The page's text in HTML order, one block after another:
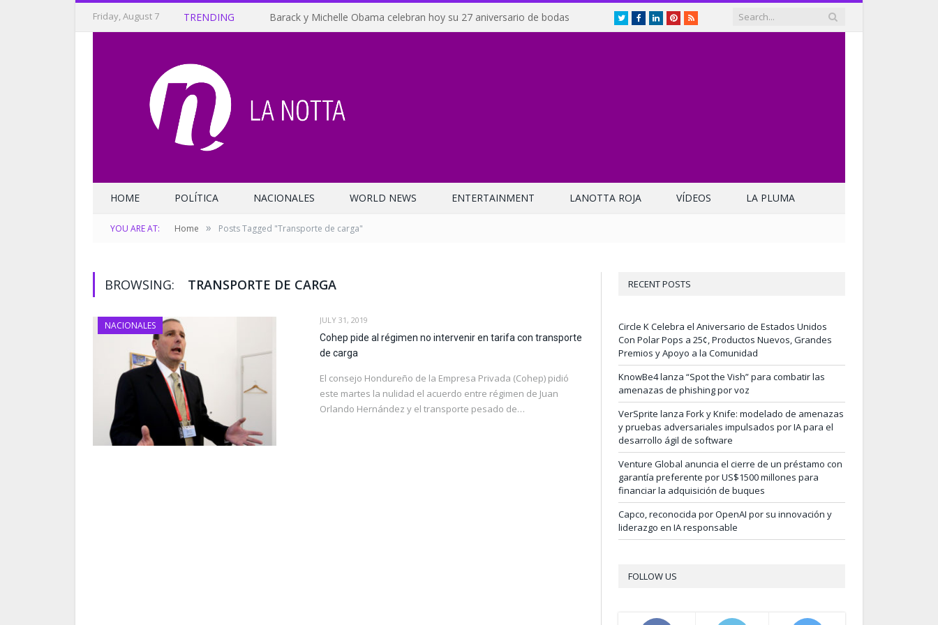
Friday, August 7 TRENDING Barack y Michelle Obama celebran hoy su 27 aniversario de bodas TwitterFacebookLinkedInPinterest
RSS
HOME POLÍTICA NACIONALES WORLD NEWS ENTERTAINMENT LANOTTA ROJA VÍDEOS LA PLUMA
YOU ARE AT: Home » Posts Tagged "Transporte de carga"
BROWSING: TRANSPORTE DE CARGA
NACIONALES JULY 31, 2019
Cohep pide al régimen no intervenir en tarifa con transporte
de carga
El consejo Hondureño de la Empresa Privada (Cohep) pidió
este martes la nulidad el acuerdo entre régimen de Juan
Orlando Hernández y el transporte pesado de…
RECENT POSTS
Circle K Celebra el Aniversario de Estados Unidos
Con Polar Pops a 25¢, Productos Nuevos, Grandes
Premios y Apoyo a la Comunidad
KnowBe4 lanza “Spot the Vish” para combatir las
amenazas de phishing por voz
VerSprite lanza Fork y Knife: modelado de amenazas
y pruebas adversariales impulsados por IA para el
desarrollo ágil de software
Venture Global anuncia el cierre de un préstamo con
garantía preferente por US$1500 millones para
financiar la adquisición de buques
Capco, reconocida por OpenAI por su innovación y
liderazgo en IA responsable
FOLLOW US